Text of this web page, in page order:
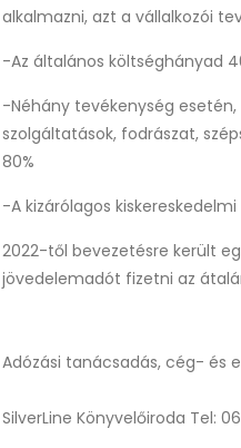
alkalmazni, azt a vállalkozói
-Az általános költséghányad
-Néhány tevékenység
szolgáltatások, fodrászat,
80%
-A kizárólagos
2022-től bevezetésre került
jövedelemadót fizetni az
Adózási tanácsadás, cég- és
SilverLine Könyvelőiroda Tel: